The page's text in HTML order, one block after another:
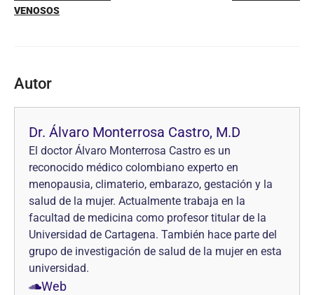
VENOSOS
Autor
Dr. Álvaro Monterrosa Castro, M.D
El doctor Álvaro Monterrosa Castro es un
reconocido médico colombiano experto en
menopausia, climaterio, embarazo, gestación y la
salud de la mujer. Actualmente trabaja en la
facultad de medicina como profesor titular de la
Universidad de Cartagena. También hace parte del
grupo de investigación de salud de la mujer en esta
universidad.
Web